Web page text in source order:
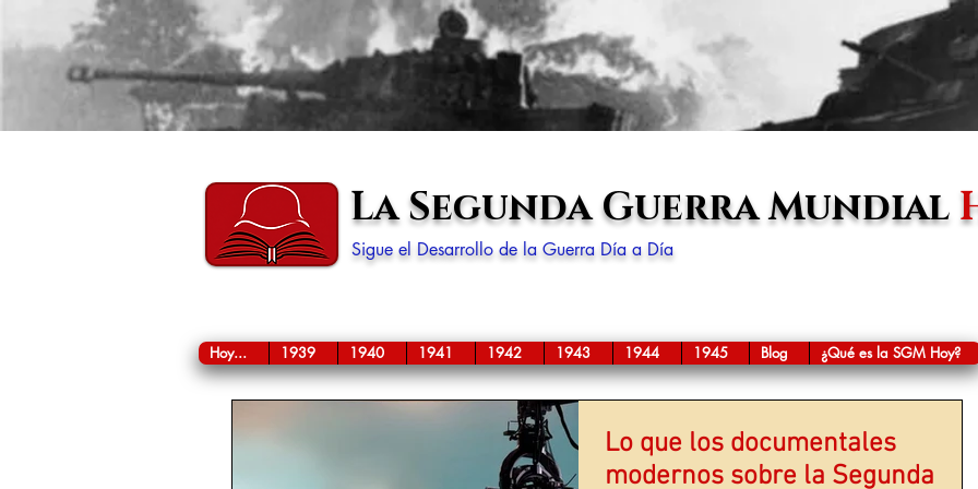
La Segunda Guerra Mundial
Sigue el Desarrollo de la Guerra Día a Día
Hoy... 1939 1940 1941 1942 1943 1944 1945 Blog ¿Qué es la SGM Hoy?
Lo que los documentales
modernos sobre la Segunda